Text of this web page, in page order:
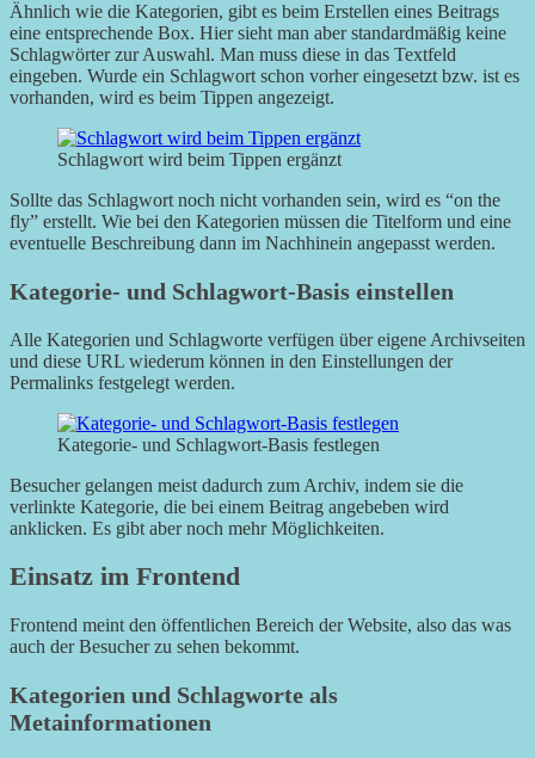
Ähnlich wie die Kategorien, gibt es beim Erstellen eines Beitrags
eine entsprechende Box. Hier sieht man aber standardmäßig keine
Schlagwörter zur Auswahl. Man muss diese in das Textfeld
eingeben. Wurde ein Schlagwort schon vorher eingesetzt bzw. ist es
vorhanden, wird es beim Tippen angezeigt.
Schlagwort wird beim Tippen ergänzt
Sollte das Schlagwort noch nicht vorhanden sein, wird es “on the
fly” erstellt. Wie bei den Kategorien müssen die Titelform und eine
eventuelle Beschreibung dann im Nachhinein angepasst werden.
Kategorie- und Schlagwort-Basis einstellen
Alle Kategorien und Schlagworte verfügen über eigene Archivseiten
und diese URL wiederum können in den Einstellungen der
Permalinks festgelegt werden.
Kategorie- und Schlagwort-Basis festlegen
Besucher gelangen meist dadurch zum Archiv, indem sie die
verlinkte Kategorie, die bei einem Beitrag angebeben wird
anklicken. Es gibt aber noch mehr Möglichkeiten.
Einsatz im Frontend
Frontend meint den öffentlichen Bereich der Website, also das was
auch der Besucher zu sehen bekommt.
Kategorien und Schlagworte als
Metainformationen